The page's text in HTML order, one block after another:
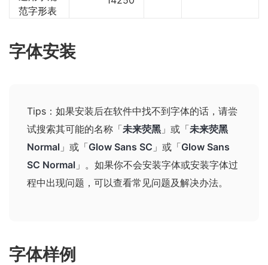
范字形表
字体安装
Tips：如果安装后在软件中找不到字体的话，请尝
试搜索其可能的名称 「未来荧黑 」或「未来荧黑
Normal 」或「Glow Sans SC 」或「Glow Sans
SC Normal 」 。如果你不会安装字体或安装字体过
程中出现问题，可以查看常见问题及解决办法。
字体样例